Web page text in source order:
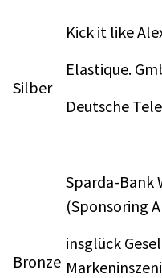
Silber
Kick it like
Elastique.
Deutsche
Bronze
Sparda-Bank
(Sponsoring
insglück